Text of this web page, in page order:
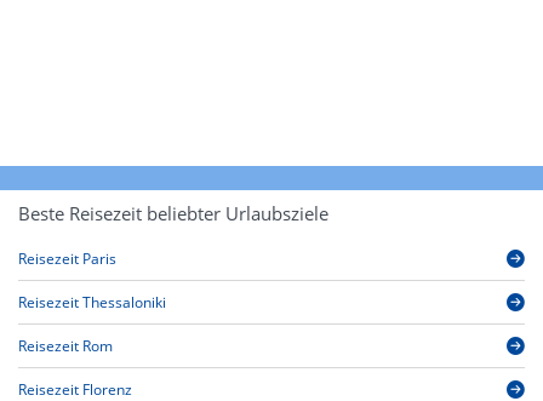
Beste Reisezeit beliebter Urlaubsziele
Reisezeit Paris
Reisezeit Thessaloniki
Reisezeit Rom
Reisezeit Florenz